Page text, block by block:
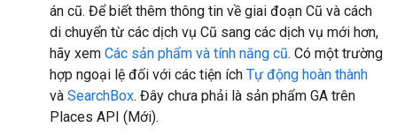
án cũ. Để biết thêm thông tin về giai đoạn Cũ và cách
di chuyển từ các dịch vụ Cũ sang các dịch vụ mới hơn,
hãy xem Các sản phẩm và tính năng cũ. Có một trường
hợp ngoại lệ đối với các tiện ích Tự động hoàn thành
và SearchBox. Đây chưa phải là sản phẩm GA trên
Places API (Mới).